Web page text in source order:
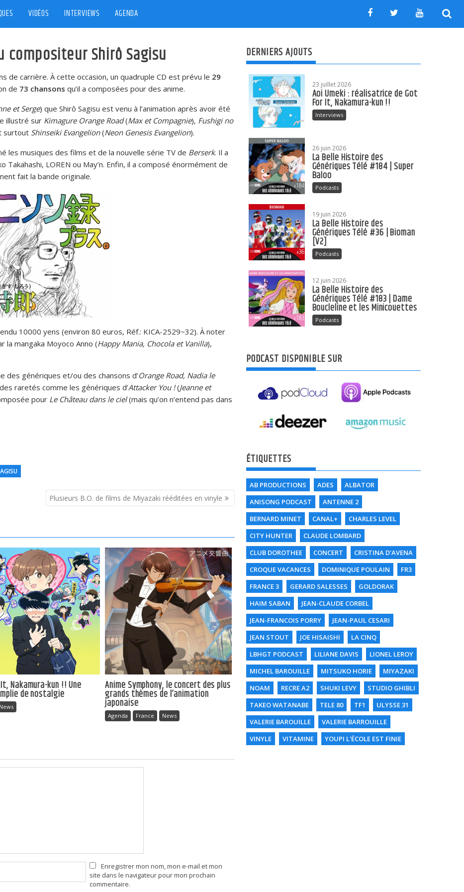
VIDÉOS INTERVIEWS AGENDA
compositeur Shirô Sagisu
de carrière. À cette occasion, un quadruple CD est prévu le 29
de 73 chansons qu’il a composées pour des anime.
et Serge) que Shirô Sagisu est venu à l’animation après avoir été
illustré sur Kimagure Orange Road(Max et Compagnie), Fushigi no
surtout Shinseiki Evangelion(Neon Genesis Evangelion).
les musiques des films et de la nouvelle série TV de Berserk. Il a
LOREN ou May’n. Enfin, il a composé énormément de
fait la bande originale.
10000 yens (environ 80 euros, Réf.: KICA-2529~32). À noter
la mangaka Moyoco Anno (Happy Mania, Chocola et Vanilla),
des génériques et/ou des chansons d’Orange Road, Nadia le
raretés comme les génériques d’Attacker You !(Jeanne et
pour Le Château dans le ciel(mais qu’on n’entend pas dans
Plusieurs B.O. de films de Miyazaki rééditées en vinyle
Nakamura-kun !! Une
de nostalgie
News
Anime Symphony, le concert des plus
grands thèmes de l’animation
japonaise
Agenda France News
Enregistrer mon nom, mon e-mail et mon
site dans le navigateur pour mon prochain
commentaire.
DERNIERS AJOUTS
23 juillet 2026
Aoi Umeki : réalisatrice de Got
For It, Nakamura-kun !!
Interviews
26 juin 2026
La Belle Histoire des
Génériques Télé #184 | Super
Baloo
Podcasts
19 juin 2026
La Belle Histoire des
Génériques Télé #36 | Bioman
[V2]
Podcasts
12 juin 2026
La Belle Histoire des
Génériques Télé #183 | Dame
Boucleline et les Minicouettes
Podcasts
PODCAST DISPONIBLE SUR
ÉTIQUETTES
AB PRODUCTIONS ADES
ALBATOR
ANISONG PODCAST
ANTENNE 2
BERNARD MINET
CANAL+
CHARLES LEVEL
CITY HUNTER
CLAUDE LOMBARD
CLUB DOROTHEE
CONCERT
CRISTINA D'AVENA
CROQUE VACANCES
DOMINIQUE POULAIN
FR3
FRANCE 3
GERARD SALESSES
GOLDORAK
HAIM SABAN
JEAN-CLAUDE CORBEL
JEAN-FRANCOIS PORRY
JEAN-PAUL CESARI
JEAN STOUT
JOE HISAISHI
LA CINQ
LBHGT PODCAST
LILIANE DAVIS
LIONEL LEROY
MICHEL BAROUILLE
MITSUKO HORIE
MIYAZAKI
NOAM
RECRE A2 SHUKI LEVY
STUDIO GHIBLI
TAKEO WATANABE
TELE 80 TF1
ULYSSE 31
VALERIE BAROUILLE
VALERIE BARROUILLE
VINYLE
VITAMINE YOUPI L'ÉCOLE EST FINIE